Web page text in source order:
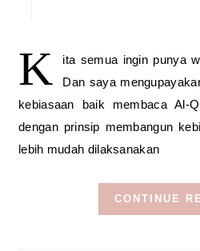
K
ita semua ingin punya
Dan saya
kebiasaan baik membaca Al-
dengan prinsip membangun
lebih mudah dilaksanakan
CONTINUE